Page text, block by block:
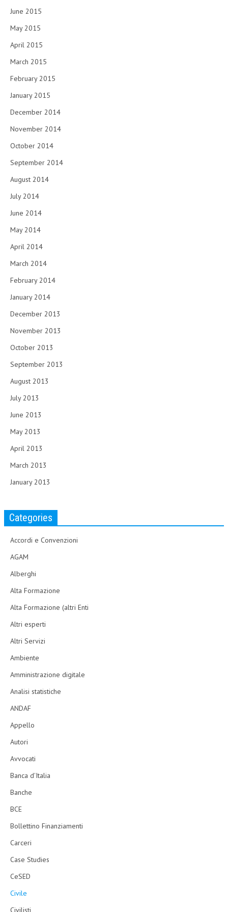
June 2015
May 2015
April 2015
March 2015
February 2015
January 2015
December 2014
November 2014
October 2014
September 2014
August 2014
July 2014
June 2014
May 2014
April 2014
March 2014
February 2014
January 2014
December 2013
November 2013
October 2013
September 2013
August 2013
July 2013
June 2013
May 2013
April 2013
March 2013
January 2013
Categories
Accordi e Convenzioni
AGAM
Alberghi
Alta Formazione
Alta Formazione (altri Enti
Altri esperti
Altri Servizi
Ambiente
Amministrazione digitale
Analisi statistiche
ANDAF
Appello
Autori
Avvocati
Banca d'Italia
Banche
BCE
Bollettino Finanziamenti
Carceri
Case Studies
CeSED
Civile
Civilisti